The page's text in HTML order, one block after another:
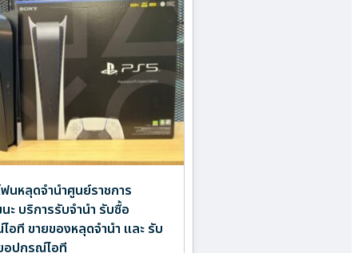
นหลุดจำนำศูนย์ราชการ
ะ บริการรับจำนำ รับซื้อ
อที ขายของหลุดจำนำ และ รับ
อุปกรณ์ไอที